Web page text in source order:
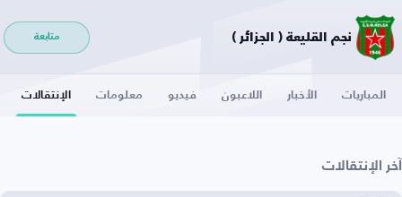
نجم القليعة ( الجزائر ) متابعة
المباريات الأخبار اللاعبون فيديو معلومات الإنتقالات
آخر الإنتقالات